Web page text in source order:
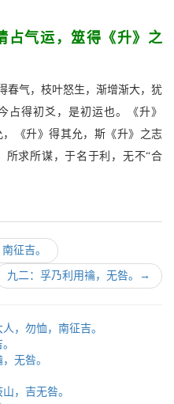
占气运，筮得《升》之
春气，枝叶怒生，渐增渐大，犹
占得初爻，是初运也。《升》
《升》得其允，斯《升》之志
所求所谋，于名于利，无不“合
征吉。
九二：孚乃利用禴，无咎。 →
，勿恤，南征吉。
无咎。
，吉无咎。